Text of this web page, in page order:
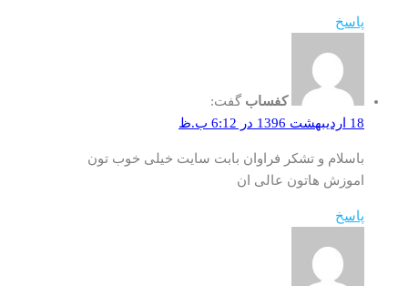
پاسخ
کفساب گفت:
18 اردیبهشت 1396 در 6:12 ب.ظ
باسلام و تشکر فراوان بابت سایت خیلی خوب تون
اموزش هاتون عالی ان
پاسخ